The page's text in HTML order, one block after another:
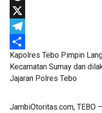
Threads
X
Telegram
Share
Kapolres Tebo Pimpin
Kecamatan Sumay dan
Jajaran Polres Tebo
JambiOtoritas.com, TEBO